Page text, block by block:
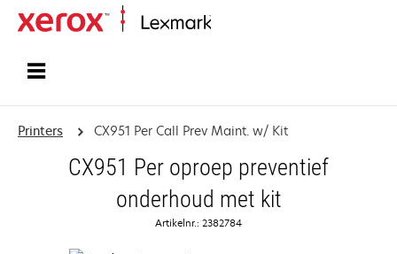
Printers CX951 Per Call Prev Maint. w/ Kit
CX951 Per oproep preventief
onderhoud met kit
Artikelnr.: 2382784